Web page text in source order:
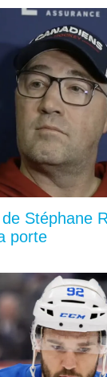
Stéphane
porte